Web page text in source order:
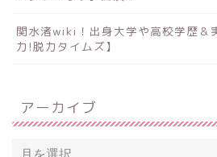
関水渚wiki！出身大学や高校学歴＆
力!脱力タイムズ】
アーカイブ